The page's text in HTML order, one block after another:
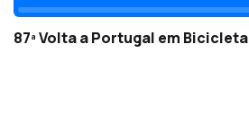
87ª Volta a Portugal em Bicicleta